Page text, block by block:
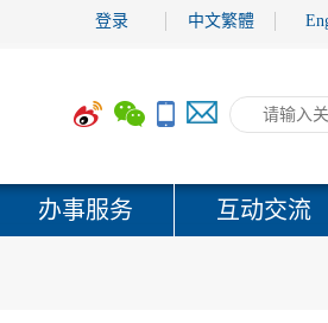
登录 中文繁體
办事服务 互动交流